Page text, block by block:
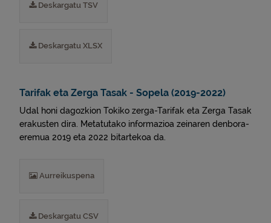
Deskargatu TSV
Deskargatu XLSX
Tarifak eta Zerga Tasak - Sopela (2019-2022)
Udal honi dagozkion Tokiko zerga-Tarifak eta Zerga Tasak
erakusten dira. Metatutako informazioa zeinaren denbora-
eremua 2019 eta 2022 bitartekoa da.
Aurreikuspena
Deskargatu CSV